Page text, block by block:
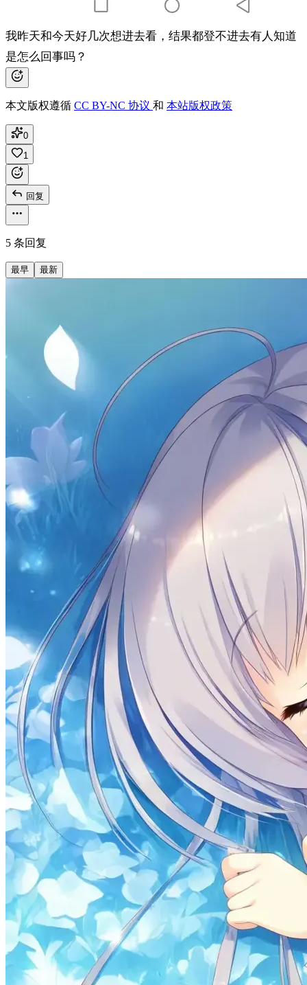
我昨天和今天好几次想进去看，结果都登不进去有人知道
是怎么回事吗？
本文版权遵循 CC BY-NC 协议 和 本站版权政策
0
1
回复
5 条回复
最早 最新